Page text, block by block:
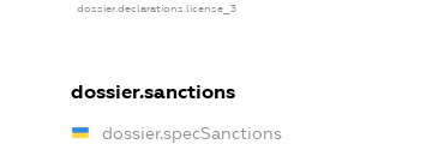
dossier.declarations.license_3
dossier.sanctions
dossier.specSanctions